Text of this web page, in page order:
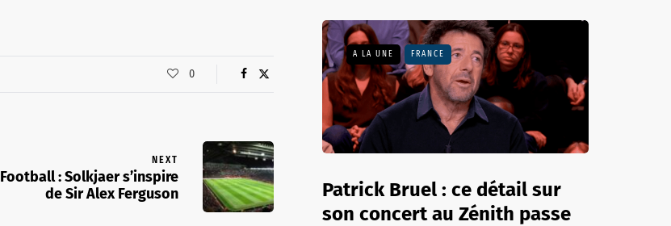
0
NEXT
Football : Solkjaer s’inspire
de Sir Alex Ferguson
A LA UNE FRANCE
Patrick Bruel : ce détail sur
son concert au Zénith passe